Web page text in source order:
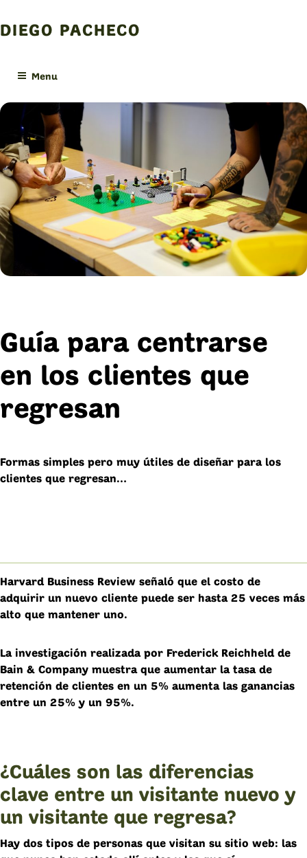
to
content
DIEGO PACHECO
Menu
Guía para centrarse
en los clientes que
regresan
Formas simples pero muy útiles de diseñar para los
clientes que regresan…
Harvard Business Review señaló que el costo de
adquirir un nuevo cliente puede ser hasta 25 veces más
alto que mantener uno.
La investigación realizada por Frederick Reichheld de
Bain & Company muestra que aumentar la tasa de
retención de clientes en un 5% aumenta las ganancias
entre un 25% y un 95%.
¿Cuáles son las diferencias
clave entre un visitante nuevo y
un visitante que regresa?
Hay dos tipos de personas que visitan su sitio web: las